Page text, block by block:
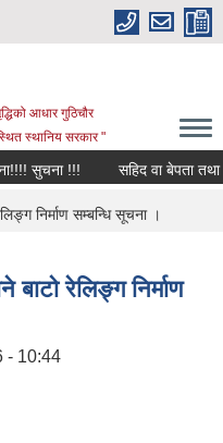
आधार गुठिचौर
स्थानिय सरकार "
सुचना !!! सहिद वा बेपता तथा
निर्माण सम्बन्धि सूचना ।
बाटो रेलिङ्ग निर्माण
- 10:44